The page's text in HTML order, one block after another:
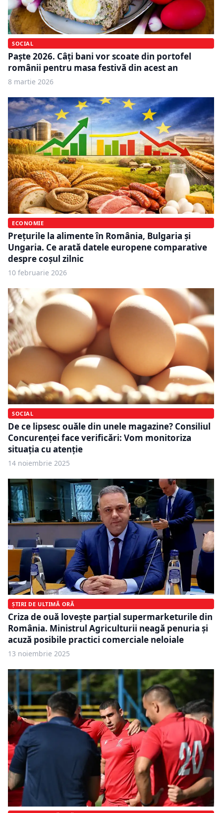
SOCIAL
Paște 2026. Câți bani vor scoate din portofel
românii pentru masa festivă din acest an
8 martie 2026
ECONOMIE
Prețurile la alimente în România, Bulgaria și
Ungaria. Ce arată datele europene comparative
despre coșul zilnic
10 februarie 2026
SOCIAL
De ce lipsesc ouăle din unele magazine? Consiliul
Concurenței face verificări: Vom monitoriza
situația cu atenție
14 noiembrie 2025
ȘTIRI DE ULTIMĂ ORĂ
Criza de ouă lovește parțial supermarketurile din
România. Ministrul Agriculturii neagă penuria și
acuză posibile practici comerciale neloiale
13 noiembrie 2025